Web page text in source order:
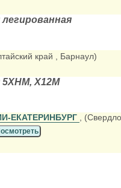
край , Барнаул)
5ХНМ, Х12М
ЕКАТЕРИНБУРГ ,